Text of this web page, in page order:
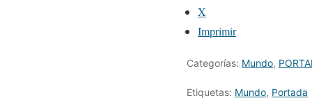
X
Imprimir
Categorías: Mundo,
Etiquetas: Mundo, Portada